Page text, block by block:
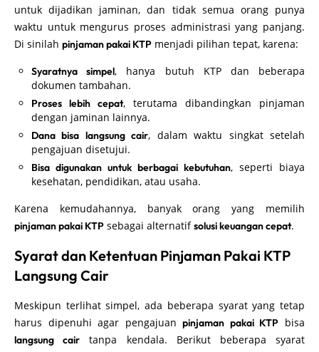
untuk dijadikan jaminan, dan tidak semua orang punya
waktu untuk mengurus proses administrasi yang panjang.
Di sinilah pinjaman pakai KTP menjadi pilihan tepat, karena:
Syaratnya simpel, hanya butuh KTP dan beberapa
dokumen tambahan.
Proses lebih cepat, terutama dibandingkan pinjaman
dengan jaminan lainnya.
Dana bisa langsung cair, dalam waktu singkat setelah
pengajuan disetujui.
Bisa digunakan untuk berbagai kebutuhan, seperti biaya
kesehatan, pendidikan, atau usaha.
Karena kemudahannya, banyak orang yang memilih
pinjaman pakai KTP sebagai alternatifsolusi keuangan cepat.
Syarat dan Ketentuan Pinjaman Pakai KTP
Langsung Cair
Meskipun terlihat simpel, ada beberapa syarat yang tetap
harus dipenuhi agar pengajuanpinjaman pakai KTP bisa
langsung cair tanpa kendala. Berikut beberapa syarat